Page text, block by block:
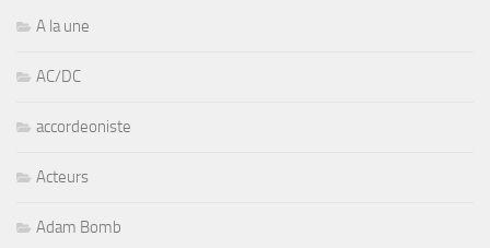
A la une
AC/DC
accordeoniste
Acteurs
Adam Bomb